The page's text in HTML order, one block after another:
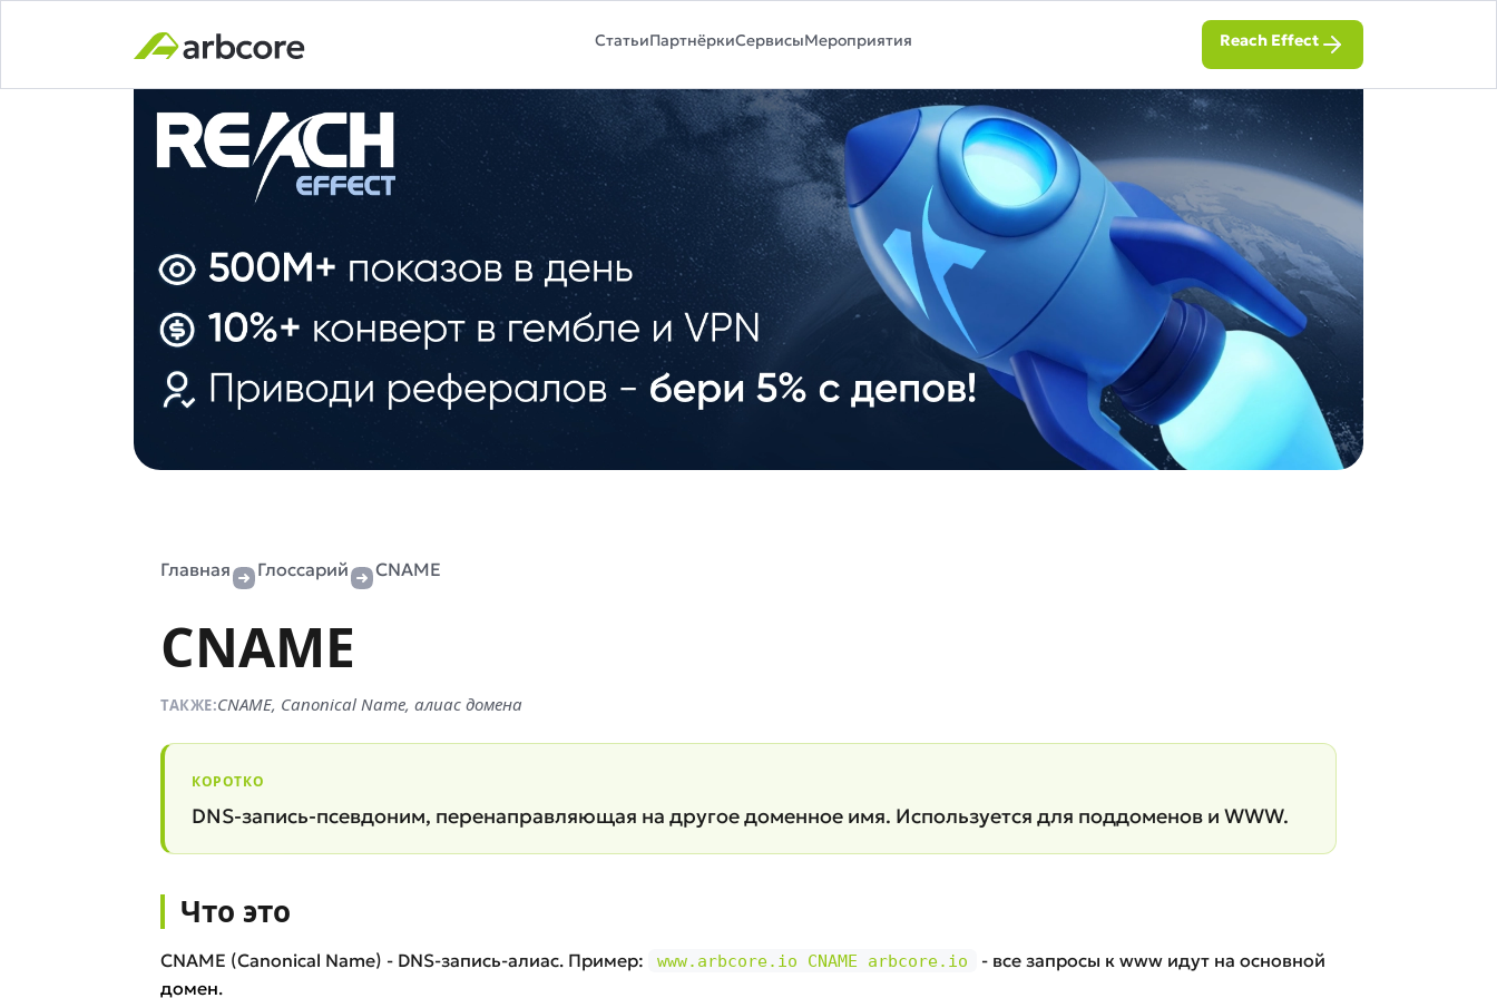
СтатьиПартнёркиСервисыМероприятия Reach Effect
Главная Глоссарий CNAME
CNAME
ТАКЖЕ:CNAME, Canonical Name, алиас домена
КОРОТКО
DNS-запись-псевдоним, перенаправляющая на другое доменное имя. Используется для поддоменов и WWW.
Что это
CNAME (Canonical Name) - DNS-запись-алиас. Пример: www.arbcore.io CNAME arbcore.io
- все запросы к www идут на основной
домен.